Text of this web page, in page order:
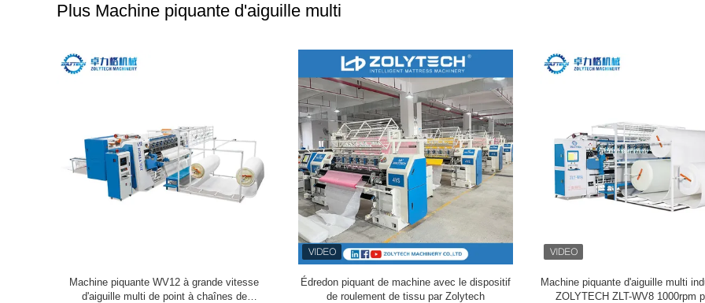
Plus Machine piquante d'aiguille multi
Machine piquante WV12 à grande vitesse
d'aiguille multi de point à chaînes de
Édredon piquant de machine avec le dispositif
de roulement de tissu par Zolytech
Machine piquante d'aiguille multi
ZOLYTECH ZLT-WV8 1000rpm